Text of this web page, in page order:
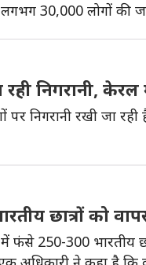
लगभग 30,000 लोगों की
निगरानी,
पर निगरानी रखी जा
छात्रों को
250-300 भारतीय